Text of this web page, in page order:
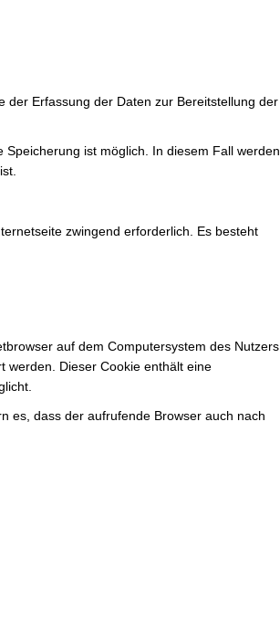
der Erfassung der Daten zur Bereitstellung der
ist möglich. In diesem Fall werden
zwingend erforderlich. Es besteht
auf dem Computersystem des Nutzers
werden. Dieser Cookie enthält eine
es, dass der aufrufende Browser auch nach